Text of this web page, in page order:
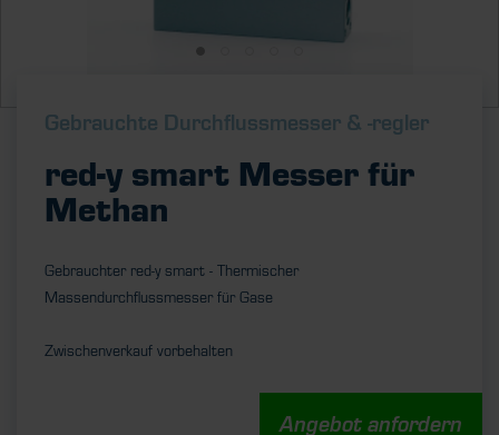
Gebrauchte Durch­fluss­messer & ­-regler
red-y smart Messer für
Methan
Gebrauchter red-y smart - Thermischer
Massendurchflussmesser für Gase
Zwischenverkauf vorbehalten
Angebot anfordern